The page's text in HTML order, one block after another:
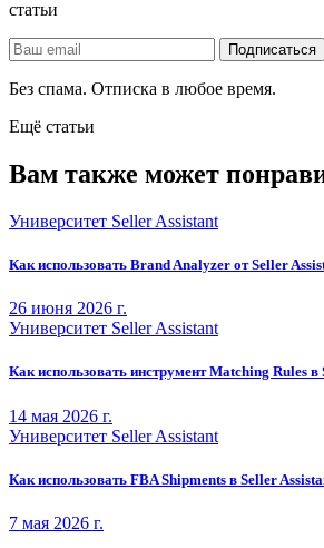
статьи
Без спама. Отписка в любое время.
Ещё статьи
Вам также может
Университет Seller Assistant
Как использовать Brand Analyzer от Seller
26 июня 2026 г.
Университет Seller Assistant
Как использовать инструмент Matching Rules в
14 мая 2026 г.
Университет Seller Assistant
Как использовать FBA Shipments в Seller
7 мая 2026 г.